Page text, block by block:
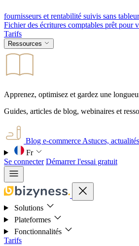
fournisseurs et rentabilité suivis sans tableur
Fichier des écritures comptables prêt pour
Tarifs
Ressources
Apprenez, optimisez et gardez une
Guides, articles de blog, webinaires et
Blog e-commerce Astuces,
Fr
Se connecter Démarrer l'essai gratuit
Solutions
Plateformes
Fonctionnalités
Tarifs